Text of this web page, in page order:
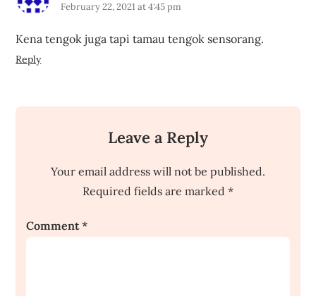
February 22, 2021 at 4:45 pm
Kena tengok juga tapi tamau tengok sensorang.
Reply
Leave a Reply
Your email address will not be published.
Required fields are marked *
Comment*